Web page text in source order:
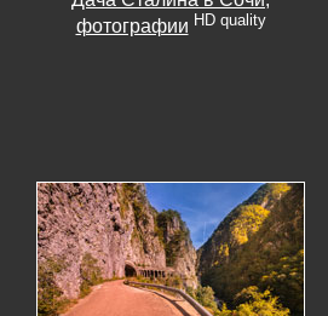
фотографии HD quality